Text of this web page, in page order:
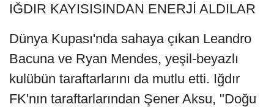
IĞDIR KAYISISINDAN ENERJİ ALDILAR
Dünya Kupası'nda sahaya çıkan Leandro
Bacuna ve Ryan Mendes, yeşil-beyazlı
kulübün taraftarlarını da mutlu etti. Iğdır
FK'nın taraftarlarından Şener Aksu, "Doğu